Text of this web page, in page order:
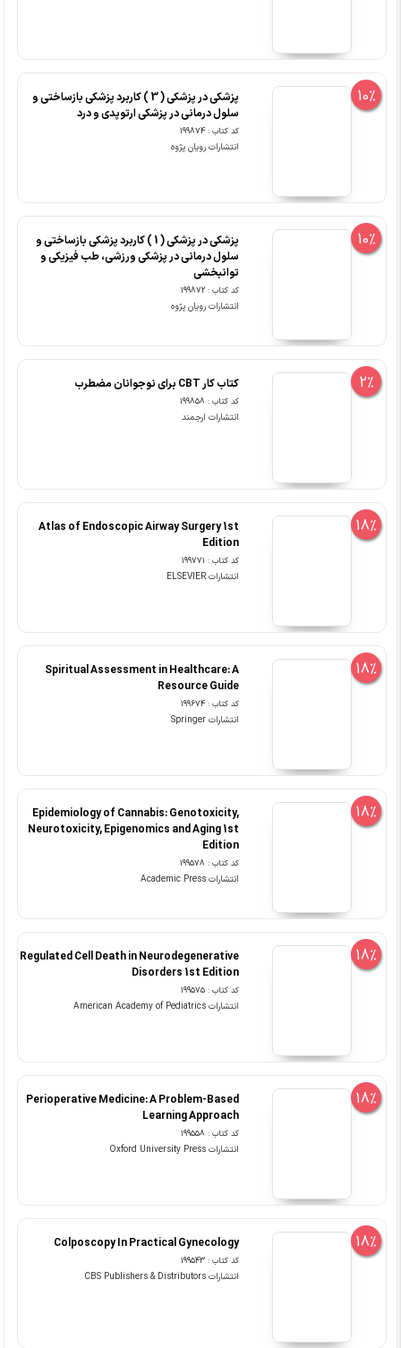
10%
پزشکی در پزشکی ( 3 ) کاربرد پزشکی بازساختی و
سلول درمانی در پزشکی ارتوپدی و درد
کد کتاب : 199874
انتشارات رویان پژوه
10%
پزشکی در پزشکی ( 1 ) کاربرد پزشکی بازساختی و
سلول درمانی در پزشکی ورزشی، طب فیزیکی و
توانبخشی
کد کتاب : 199872
انتشارات رویان پژوه
2% کتاب کار CBT برای نوجوانان مضطرب
کد کتاب : 199858
انتشارات ارجمند
18%
Atlas of Endoscopic Airway Surgery 1st
Edition
کد کتاب : 199771
انتشارات ELSEVIER
18%
Spiritual Assessment in Healthcare: A
Resource Guide
کد کتاب : 199674
انتشارات Springer
18%
Epidemiology of Cannabis: Genotoxicity,
Neurotoxicity, Epigenomics and Aging 1st
Edition
کد کتاب : 199578
انتشارات ‎ Academic Press
18%
Regulated Cell Death in Neurodegenerative
Disorders 1st Edition
کد کتاب : 199575
انتشارات American Academy of Pediatrics
18%
Perioperative Medicine: A Problem-Based
Learning Approach
کد کتاب : 199558
انتشارات Oxford University Press
18%
Colposcopy In Practical Gynecology
کد کتاب : 199543
انتشارات CBS Publishers & Distributors